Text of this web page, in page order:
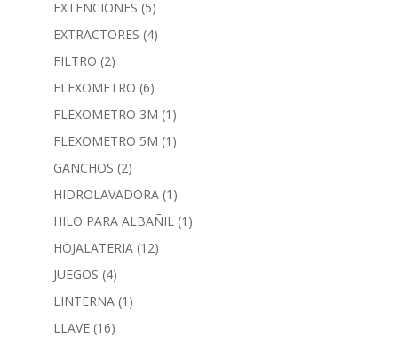
EXTENCIONES (5)
EXTRACTORES (4)
FILTRO (2)
FLEXOMETRO (6)
FLEXOMETRO 3M (1)
FLEXOMETRO 5M (1)
GANCHOS (2)
HIDROLAVADORA (1)
HILO PARA ALBAÑIL (1)
HOJALATERIA (12)
JUEGOS (4)
LINTERNA (1)
LLAVE (16)